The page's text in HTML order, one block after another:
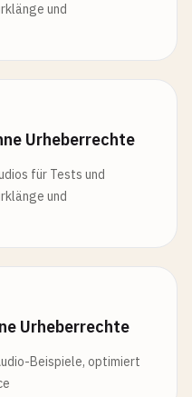
und
Urheberrechte
für Tests und
und
Urheberrechte
Beispiele, optimiert